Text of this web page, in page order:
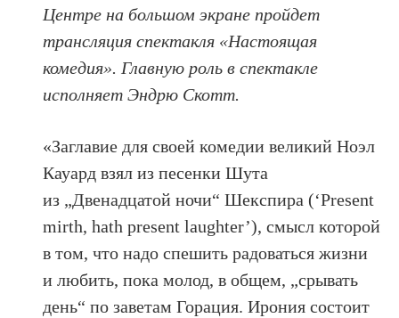
Центре на большом экране пройдет
трансляция спектакля «Настоящая
комедия». Главную роль в спектакле
исполняет Эндрю Скотт.
«Заглавие для своей комедии великий Ноэл
Кауард взял из песенки Шута
из „Двенадцатой ночи“ Шекспира (‘Present
mirth, hath present laughter’), смысл которой
в том, что надо спешить радоваться жизни
и любить, пока молод, в общем, „срывать
день“ по заветам Горация. Ирония состоит